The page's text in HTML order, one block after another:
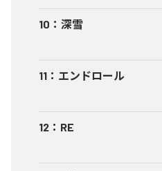
10 ： 深雪
11 ： エンドロール
12 ： RE